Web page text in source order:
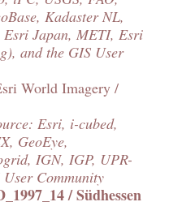
Kadaster NL,
Esri Japan, METI, Esri
and the GIS User
World Imagery /
Esri, i-cubed,
GeoEye,
IGN, IGP, UPR-
Community
/ Südhessen